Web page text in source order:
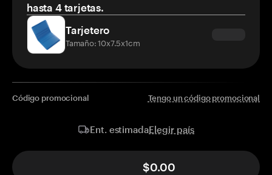
hasta 4 tarjetas.
Tarjetero
Tamaño: 10x7.5x1cm
Código promocional Tengo un código promocional
Ent. estimadaElegir país
$0.00